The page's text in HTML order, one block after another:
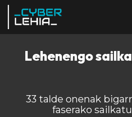
Lehenengo
33 talde onenak
faserako